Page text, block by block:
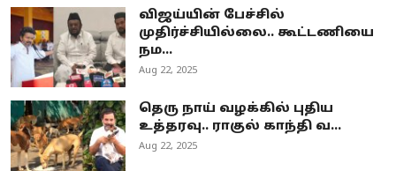
விஜய்யின் பேச்சில்
முதிர்ச்சியில்லை.. கூட்டணியை
நம...
Aug 22, 2025
தெரு நாய் வழக்கில் புதிய
உத்தரவு.. ராகுல் காந்தி வ...
Aug 22, 2025